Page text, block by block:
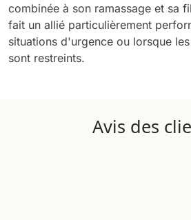
combinée à son ramassage et sa
fait un allié particulièrement
situations d'urgence ou lorsque
sont restreints.
Avis des